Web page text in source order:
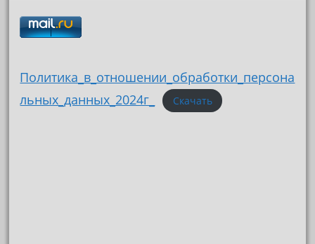
Политика_в_отношении_обработки_персона
льных_данных_2024г_
Скачать